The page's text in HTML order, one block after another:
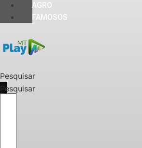
AGRO
FAMOSOS
Pesquisar
Pesquisar